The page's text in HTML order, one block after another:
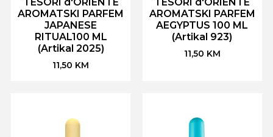
AROMATSKI PARFEM
JAPANESE
RITUAL100 ML
(Artikal 2025)
11,50 KM
AROMATSKI PARFEM
AEGYPTUS 100 ML
(Artikal 923)
11,50 KM